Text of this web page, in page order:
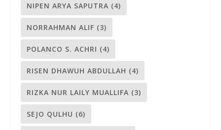
NIPEN ARYA SAPUTRA (4)
NORRAHMAN ALIF (3)
POLANCO S. ACHRI (4)
RISEN DHAWUH ABDULLAH (4)
RIZKA NUR LAILY MUALLIFA (3)
SEJO QULHU (6)